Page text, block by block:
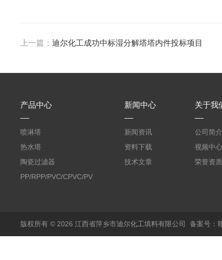
上一篇： 迪尔化工成功中标湿分解塔塔内件投标项目
产品中心
喷淋塔
热水塔
陶瓷过滤器
PP/RPP/PVC/CPVC/PVDF
新闻中心
新闻资讯
资料下载
技术文章
关于我
公司简介
视频中心
荣誉资质
版权所有 © 2026 江西省萍乡市迪尔化工填料有限公司 备案号：